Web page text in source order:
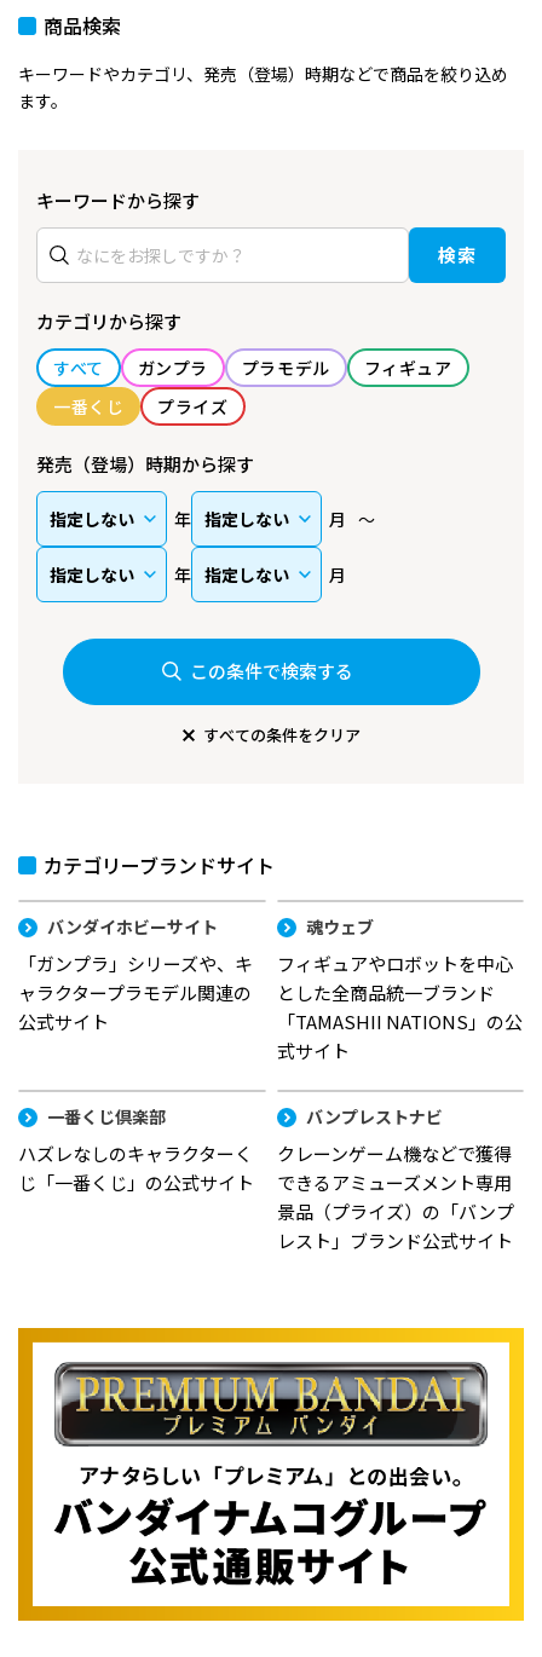
商品検索
キーワードやカテゴリ、発売（登場）時期などで商品を絞り込め
ます。
キーワードから探す
検索
カテゴリから探す
すべて ガンプラ プラモデル
フィギュア
一番くじ
プライズ
発売（登場）時期から探す
年 月
年 月
この条件で検索する
すべての条件をクリア
カテゴリーブランドサイト
バンダイホビーサイト
「ガンプラ」シリーズや、キ
ャラクタープラモデル関連の
公式サイト
魂ウェブ
フィギュアやロボットを中心
とした全商品統一ブランド
「TAMASHII NATIONS」の公
式サイト
一番くじ倶楽部
ハズレなしのキャラクターく
じ「一番くじ」の公式サイト
バンプレストナビ
クレーンゲーム機などで獲得
できるアミューズメント専用
景品（プライズ）の「バンプ
レスト」ブランド公式サイト